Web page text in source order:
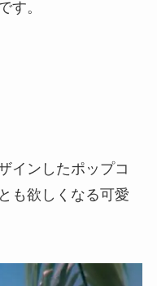
す。
インしたポップコ
も欲しくなる可愛